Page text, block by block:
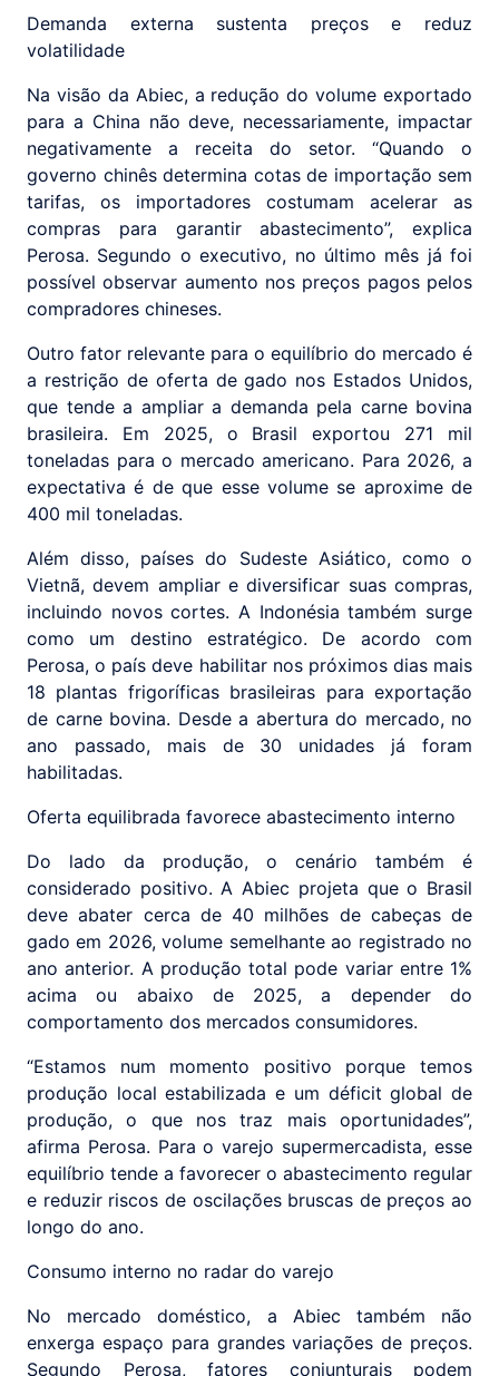
Demanda externa sustenta preços e reduz
volatilidade
Na visão da Abiec, a redução do volume exportado
para a China não deve, necessariamente, impactar
negativamente a receita do setor. “Quando o
governo chinês determina cotas de importação sem
tarifas, os importadores costumam acelerar as
compras para garantir abastecimento”, explica
Perosa. Segundo o executivo, no último mês já foi
possível observar aumento nos preços pagos pelos
compradores chineses.
Outro fator relevante para o equilíbrio do mercado é
a restrição de oferta de gado nos Estados Unidos,
que tende a ampliar a demanda pela carne bovina
brasileira. Em 2025, o Brasil exportou 271 mil
toneladas para o mercado americano. Para 2026, a
expectativa é de que esse volume se aproxime de
400 mil toneladas.
Além disso, países do Sudeste Asiático, como o
Vietnã, devem ampliar e diversificar suas compras,
incluindo novos cortes. A Indonésia também surge
como um destino estratégico. De acordo com
Perosa, o país deve habilitar nos próximos dias mais
18 plantas frigoríficas brasileiras para exportação
de carne bovina. Desde a abertura do mercado, no
ano passado, mais de 30 unidades já foram
habilitadas.
Oferta equilibrada favorece abastecimento interno
Do lado da produção, o cenário também é
considerado positivo. A Abiec projeta que o Brasil
deve abater cerca de 40 milhões de cabeças de
gado em 2026, volume semelhante ao registrado no
ano anterior. A produção total pode variar entre 1%
acima ou abaixo de 2025, a depender do
comportamento dos mercados consumidores.
“Estamos num momento positivo porque temos
produção local estabilizada e um déficit global de
produção, o que nos traz mais oportunidades”,
afirma Perosa. Para o varejo supermercadista, esse
equilíbrio tende a favorecer o abastecimento regular
e reduzir riscos de oscilações bruscas de preços ao
longo do ano.
Consumo interno no radar do varejo
No mercado doméstico, a Abiec também não
enxerga espaço para grandes variações de preços.
Segundo Perosa, fatores conjunturais podem